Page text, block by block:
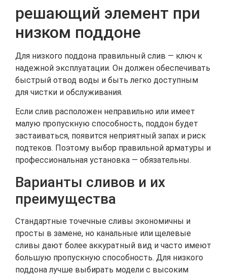
решающий элемент при
низком поддоне
Для низкого поддона правильный слив — ключ к
надежной эксплуатации. Он должен обеспечивать
быстрый отвод воды и быть легко доступным
для чистки и обслуживания.
Если слив расположен неправильно или имеет
малую пропускную способность, поддон будет
застаиваться, появится неприятный запах и риск
подтеков. Поэтому выбор правильной арматуры и
профессиональная установка — обязательны.
Варианты сливов и их
преимущества
Стандартные точечные сливы экономичны и
просты в замене, но канальные или щелевые
сливы дают более аккуратный вид и часто имеют
большую пропускную способность. Для низкого
поддона лучше выбирать модели с высоким